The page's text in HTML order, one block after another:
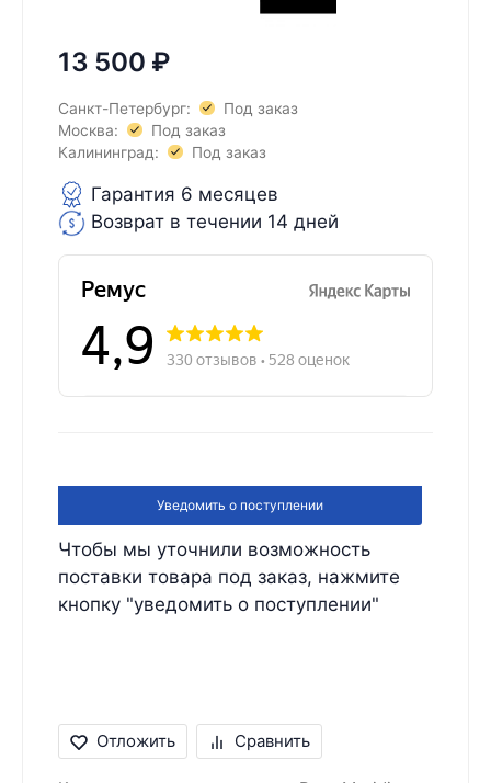
13 500 ₽
Санкт-Петербург:
Под заказ
Москва:
Под заказ
Калининград:
Под заказ
Гарантия 6 месяцев
Возврат в течении 14 дней
Уведомить о поступлении
Чтобы мы уточнили возможность
поставки товара под заказ, нажмите
кнопку "уведомить о поступлении"
Отложить Сравнить